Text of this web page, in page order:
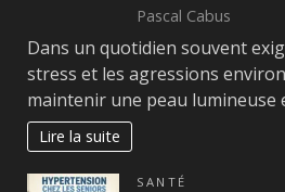
Pascal Cabus
Dans un quotidien souvent
stress et les agressions
maintenir une peau lumineuse
Lire la suite
SANTÉ